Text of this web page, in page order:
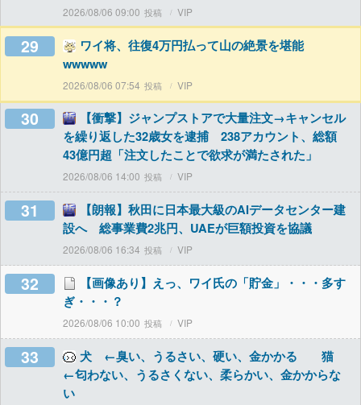
2026/08/06 09:00 VIP
29
ワイ将、往復4万円払って山の絶景を堪能
wwwww
2026/08/06 07:54 VIP
30
【衝撃】ジャンプストアで大量注文→キャンセル
を繰り返した32歳女を逮捕 238アカウント、総額
43億円超「注文したことで欲求が満たされた」
2026/08/06 14:00 VIP
31
【朗報】秋田に日本最大級のAIデータセンター建
設へ 総事業費2兆円、UAEが巨額投資を協議
2026/08/06 16:34 VIP
32
【画像あり】えっ、ワイ氏の「貯金」・・・多す
ぎ・・・？
2026/08/06 10:00 VIP
33
犬 ←臭い、うるさい、硬い、金かかる 猫
←匂わない、うるさくない、柔らかい、金かからな
い